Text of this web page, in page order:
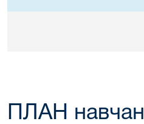
ПЛАН